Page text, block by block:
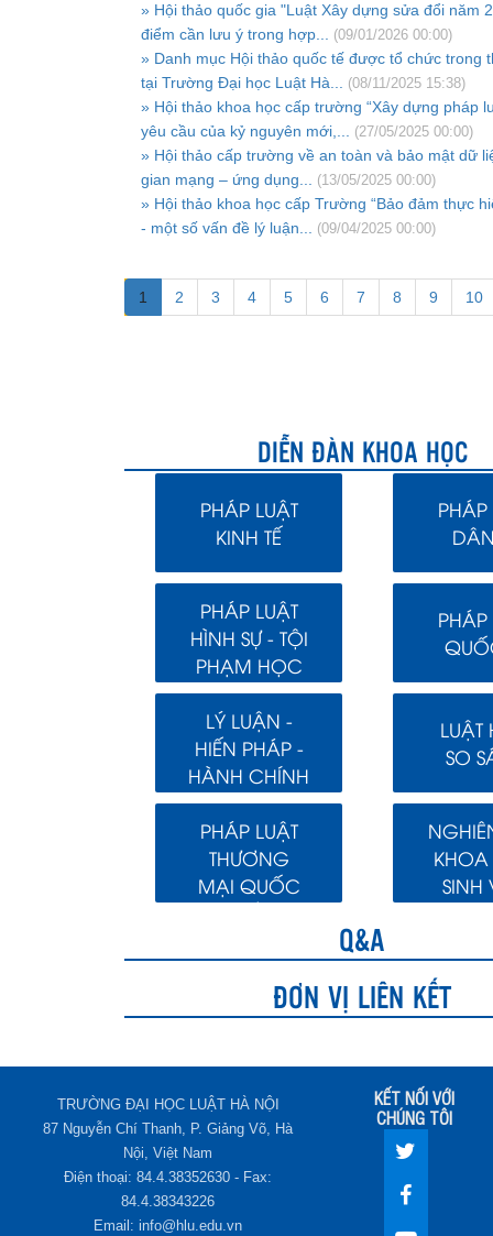
» Hội thảo quốc gia "Luật Xây dựng sửa đổi năm
điểm cần lưu ý trong hợp... (09/01/2026 00:00)
» Danh mục Hội thảo quốc tế được tổ chức trong
tại Trường Đại học Luật Hà... (08/11/2025 15:38)
» Hội thảo khoa học cấp trường “Xây dựng pháp
yêu cầu của kỷ nguyên mới,... (27/05/2025 00:00)
» Hội thảo cấp trường về an toàn và bảo mật dữ
gian mạng – ứng dụng... (13/05/2025 00:00)
» Hội thảo khoa học cấp Trường “Bảo đảm thực
- một số vấn đề lý luận... (09/04/2025 00:00)
1 2 3 4 5 6 7 8 9 10
DIỄN ĐÀN KHOA HỌC
PHÁP LUẬT
KINH TẾ
PHÁP
PHÁP LUẬT
HÌNH SỰ - TỘI
PHẠM HỌC
PHÁP
LÝ LUẬN -
HIẾN PHÁP -
HÀNH CHÍNH
LUẬT
SO
PHÁP LUẬT
THƯƠNG
MẠI QUỐC
SINH
Q&A
ĐƠN VỊ LIÊN KẾT
TRƯỜNG ĐẠI HỌC LUẬT HÀ NỘI
87 Nguyễn Chí Thanh, P. Giảng Võ, Hà
Nội, Việt Nam
Điện thoại: 84.4.38352630 - Fax:
84.4.38343226
Email: info@hlu.edu.vn
KẾT NỐI VỚI
CHÚNG TÔI